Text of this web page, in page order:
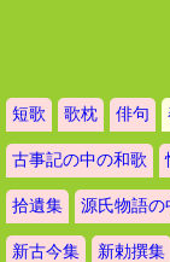
短歌 歌枕 俳句
古事記の中の和歌
拾遺集 源氏物語の
新古今集 新勅撰集